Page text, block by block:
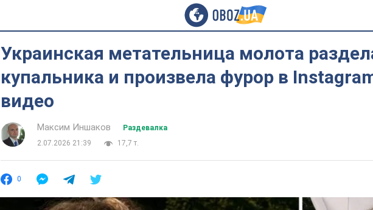
Украинская метательница молота
купальника и произвела фурор в
видео
Максим Иншаков
Раздевалка
2.07.2026 21:39
17,7 т.
0